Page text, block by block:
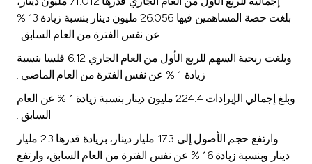
Branch & ATM locator
Germany
Malaysia
Turkey
Egypt
بلغت حصة المساهمين فيها 26.056 مليون دينار بنسبة زيادة 13 %
عن نفس الفترة من العام السابق .
وبلغت ربحية السهم للربع الأول من العام الجاري 6.12 فلسا بنسبة
زيادة 1 % عن نفس الفترة من العام الماضي .
وبلغ إجمالي الإيرادات 224.4 مليون دينار بنسبة زيادة 1 % عن العام
السابق .
وارتفع حجم الأصول إلى 17.3 مليار دينار، بزيادة قدرها 2.3 مليار
دينار وبنسبة زيادة 16 % عن نفس الفترة من العام السابق، وارتفع